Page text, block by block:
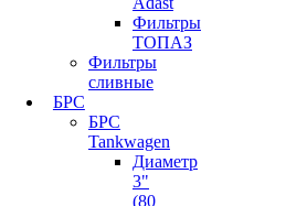
Фильтры
ТОПАЗ
Фильтры
сливные
БРС
БРС
Tankwagen
Диаметр
3"
(80